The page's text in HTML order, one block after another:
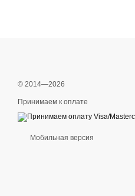
© 2014—2026
Принимаем к оплате
Мобильная версия